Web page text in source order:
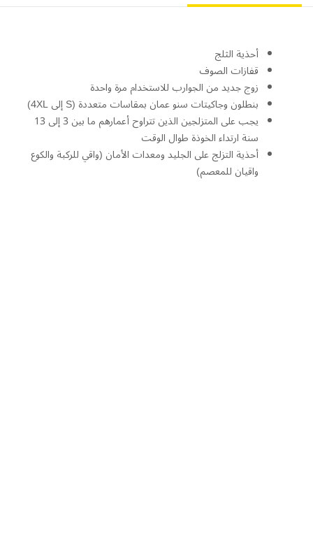
أحذية الثلج
قفازات الصوف
زوج جديد من الجوارب للاستخدام مرة واحدة
بنطلون وجاكيتات سنو عمان بمقاسات متعددة (S إلى 4XL)
يجب على المتزلجين الذين تتراوح أعمارهم ما بين 3 إلى 13
سنة ارتداء الخوذة طوال الوقت
أحذية التزلج على الجليد ومعدات الأمان (واقي للركبة والكوع
واقيان للمعصم)